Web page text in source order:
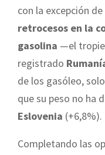
con la excepción de
retrocesos en la
gasolina —el
registrado
de los gasóleo,
que su peso no ha
Eslovenia (+6,8%).
Completando las